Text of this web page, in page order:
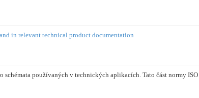
in relevant technical product documentation
používaných v technických aplikacích. Tato část normy